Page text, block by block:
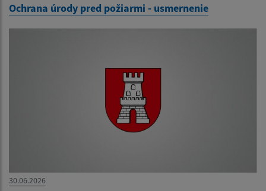
Ochrana úrody pred požiarmi - usmernenie
30.06.2026